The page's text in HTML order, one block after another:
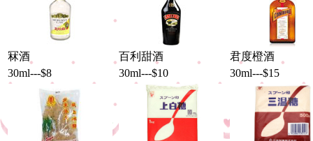
冧酒 百利甜酒
君度橙酒
30ml---$8
30ml---$10 30ml---$15